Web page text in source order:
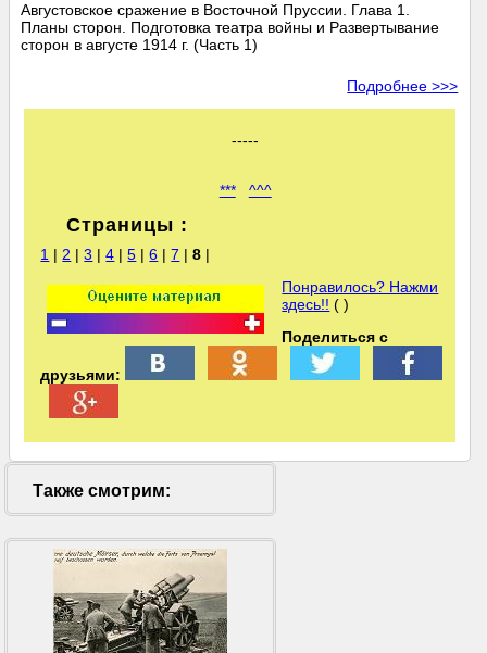
Августовское сражение в Восточной Пруссии. Глава 1.
Планы сторон. Подготовка театра войны и Развертывание
сторон в августе 1914 г. (Часть 1)
Подробнее >>>
-----
*** ^^^
Страницы :
1 | 2 |3 |4 |5 |6 |7 | 8 |
Понравилось? Нажми
здесь!! ( )
Поделиться с
друзьями:
Также смотрим: